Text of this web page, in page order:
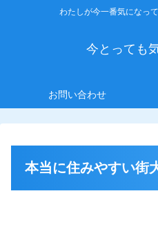
わたしが今一番気になっ
今とっても
お問い合わせ
本当に住みやすい街